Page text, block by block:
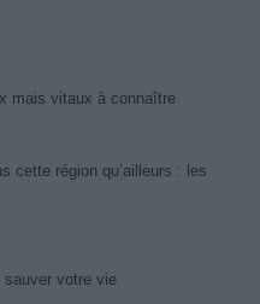
mais vitaux à connaître
cette région qu’ailleurs : les
sauver votre vie